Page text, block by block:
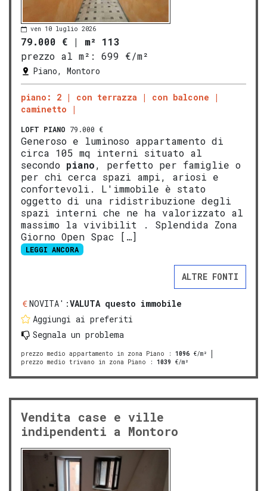
ven 10 luglio 2026
79.000 € | m² 113
prezzo al m²:
699 €/m²
Piano, Montoro
piano: 2 con terrazza
con balcone
caminetto
LOFT PIANO 79.000 €
Generoso e luminoso appartamento di
circa 105 mq interni situato al
secondo piano, perfetto per famiglie o
per chi cerca spazi ampi, ariosi e
confortevoli. L'immobile è stato
oggetto di una ridistribuzione degli
spazi interni che ne ha valorizzato al
massimo la vivibilit . Splendida Zona
Giorno Open Spac […]
LEGGI ANCORA
ALTRE FONTI
NOVITA':VALUTA questo immobile
Aggiungi ai preferiti
Segnala un problema
prezzo medio appartamento in zona Piano : 1096 €/m²
prezzo medio trivano in zona Piano : 1039 €/m²
Vendita case e ville
indipendenti a Montoro